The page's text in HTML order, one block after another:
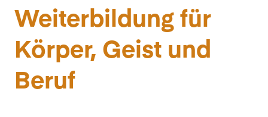
Weiterbildung für
Körper, Geist und
Beruf